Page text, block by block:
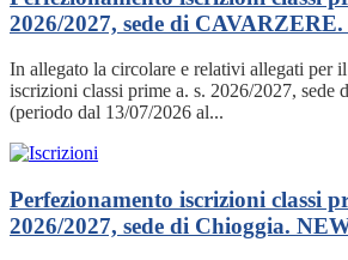
2026/2027, sede di CAVARZERE.
In allegato la circolare e relativi allegati per
iscrizioni classi prime a. s. 2026/2027,
(periodo dal 13/07/2026 al...
Perfezionamento iscrizioni classi
2026/2027, sede di Chioggia.